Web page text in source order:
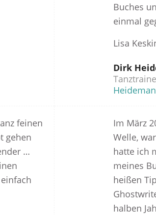
Buches
einmal
Lisa
Dirk
feinen
gehen
…
Im März
Welle,
hatte ich
meines
heißen
halben